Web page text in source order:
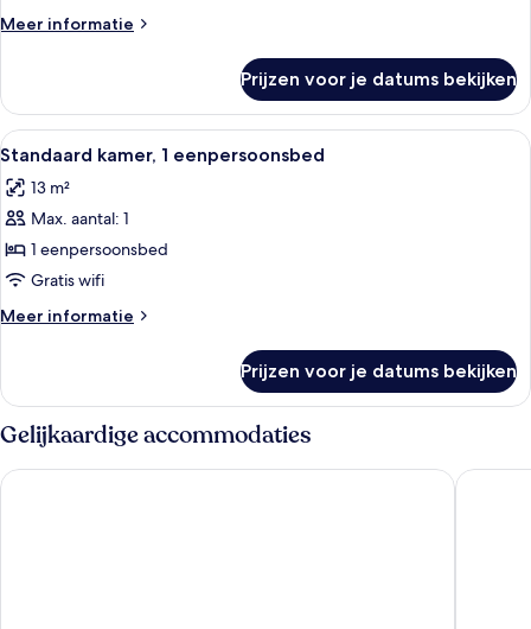
op
laden
Meer informatie
Meer
1
tweepersoonsbed,
terras,
op
de
Prijzen voor je datums bekijken
Alle
foto's
voor
Standaard
kamer,
1
eenpersoonsbed
laden
Een hotelkamer met een bed, een
5
Standaard kamer, 1 eenpersoonsbed
13 m²
Max. aantal: 1
1 eenpersoonsbed
Gratis wifi
Meer informatie
Meer
kamer,
eenpersoonsbed
Prijzen voor je datums bekijken
Gelijkaardige accommodaties
HOTEL AMBASSADOR NICE Hôtel